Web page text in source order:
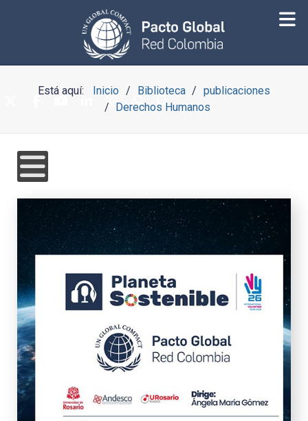
Está aquí: Inicio Biblioteca
publicaciones
Derechos Humanos